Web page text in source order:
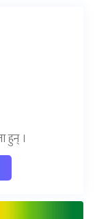
हुन् ।